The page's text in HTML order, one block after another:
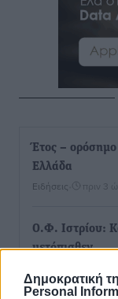
Δημοκρατική
Personal
Έτος –
Ελλάδα
Ειδήσεις πριν 3
Ο.Φ. Ιστρίου:
μετόπισθεν